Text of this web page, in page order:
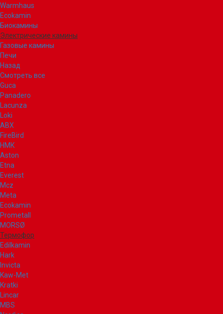
Warmhaus
Ecokamin
Биокамины
Электрические камины
Газовые камины
Печи
Назад
Смотреть все
Guca
Panadero
Lacunza
Loki
ABX
FireBird
НМК
Aston
Etna
Everest
Mcz
Meta
Ecokamin
Prometall
MORSØ
Термофор
Edilkamin
Hark
Invicta
Kaw-Met
Kratki
Lincar
MBS